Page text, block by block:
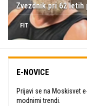
Zvezdnik pri 62
FIT
E-NOVICE
Prijavi se na Moskisvet
modnimi trendi.